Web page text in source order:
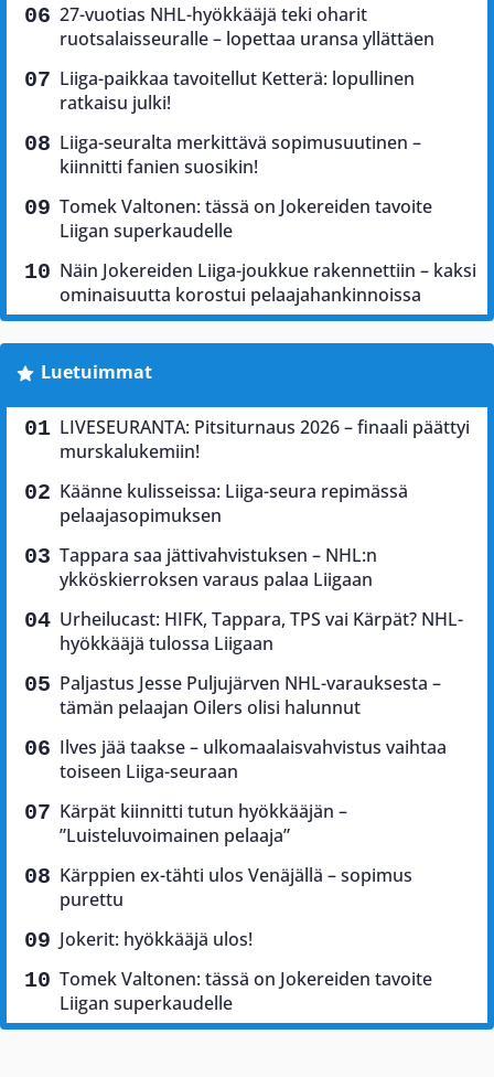
27-vuotias NHL-hyökkääjä teki oharit
ruotsalaisseuralle – lopettaa uransa yllättäen
Liiga-paikkaa tavoitellut Ketterä: lopullinen
ratkaisu julki!
Liiga-seuralta merkittävä sopimusuutinen –
kiinnitti fanien suosikin!
Tomek Valtonen: tässä on Jokereiden tavoite
Liigan superkaudelle
Näin Jokereiden Liiga-joukkue rakennettiin – kaksi
ominaisuutta korostui pelaajahankinnoissa
Luetuimmat
LIVESEURANTA: Pitsiturnaus 2026 – finaali päättyi
murskalukemiin!
Käänne kulisseissa: Liiga-seura repimässä
pelaajasopimuksen
Tappara saa jättivahvistuksen – NHL:n
ykköskierroksen varaus palaa Liigaan
Urheilucast: HIFK, Tappara, TPS vai Kärpät? NHL-
hyökkääjä tulossa Liigaan
Paljastus Jesse Puljujärven NHL-varauksesta –
tämän pelaajan Oilers olisi halunnut
Ilves jää taakse – ulkomaalaisvahvistus vaihtaa
toiseen Liiga-seuraan
Kärpät kiinnitti tutun hyökkääjän –
”Luisteluvoimainen pelaaja”
Kärppien ex-tähti ulos Venäjällä – sopimus
purettu
Jokerit: hyökkääjä ulos!
Tomek Valtonen: tässä on Jokereiden tavoite
Liigan superkaudelle